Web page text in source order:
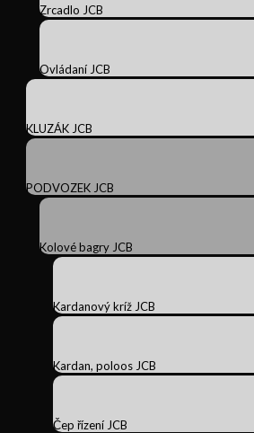
Zrcadlo JCB
Ovládaní JCB
KLUZÁK JCB
PODVOZEK JCB
Kolové bagry JCB
Kardanový kríž JCB
Kardan, poloos JCB
Čep řízení JCB